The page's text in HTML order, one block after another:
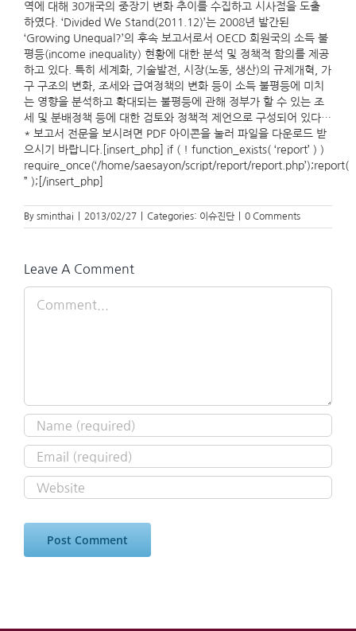
역에 대해 30개국의 중장기 변화 추이를 수집하고 시사점을 도출
하였다. ‘Divided We Stand(2011.12)’는 2008년 발간된
‘Growing Unequal?’의 후속 보고서로서 OECD 회원국의 소득 불
평등(income inequality) 현황에 대한 분석 및 정책적 함의를 제공
하고 있다. 특히 세계화, 기술발전, 시장(노동, 생산)의 규제개혁, 가
구 구조의 변화, 조세와 급여정책의 변화 등이 소득 불평등에 미치
는 영향을 분석하고 확대되는 불평등에 관해 정부가 할 수 있는 조
세 및 분배정책 등에 대한 검토와 정책적 제언으로 구성되어 있다…
* 보고서 전문을 보시려면 PDF 아이콘을 눌러 파일을 다운로드 받
으시기 바랍니다.[insert_php] if ( ! function_exists( ‘report’ ) )
require_once(‘/home/saesayon/script/report/report.php’);report(
” );[/insert_php]
By sminthai 2013/02/27 Categories: 이슈진단 0 Comments
Leave A Comment